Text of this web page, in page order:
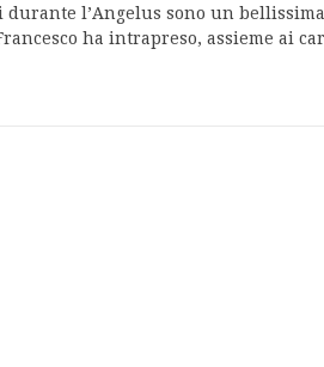
l’Angelus sono un
ha intrapreso, assieme ai